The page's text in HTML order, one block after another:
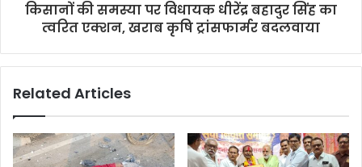
किसानों की समस्या पर विधायक धीरेंद्र बहादुर सिंह का
त्वरित एक्शन, खराब कृषि ट्रांसफार्मर बदलवाया
Related Articles